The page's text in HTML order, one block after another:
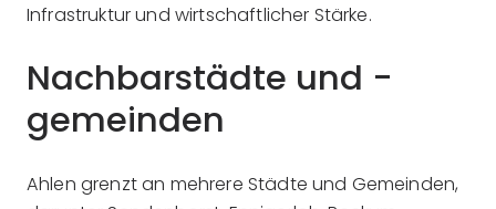
Infrastruktur und wirtschaftlicher Stärke.
Nachbarstädte und -
gemeinden
Ahlen grenzt an mehrere Städte und Gemeinden,